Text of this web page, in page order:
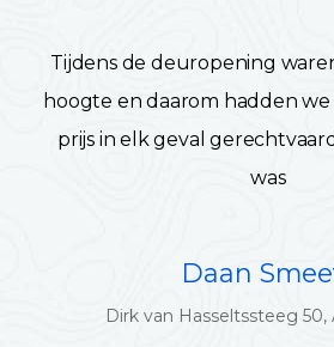
Tijdens de deuropening
hoogte en daarom hadden
prijs in elk geval
was
Daan
Dirk van Hasseltssteeg